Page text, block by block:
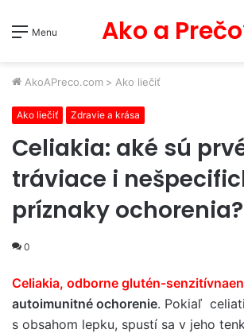
Menu Ako a
AkoAPreco.com > Ako liečiť
Ako liečiť Zdravie a krása
Celiakia: aké sú
tráviace i
príznaky ochorenia?
0
Celiakia, odborne glutén-
autoimunitné ochorenie. Pokiaľ
s obsahom lepku, spustí sa v jeho